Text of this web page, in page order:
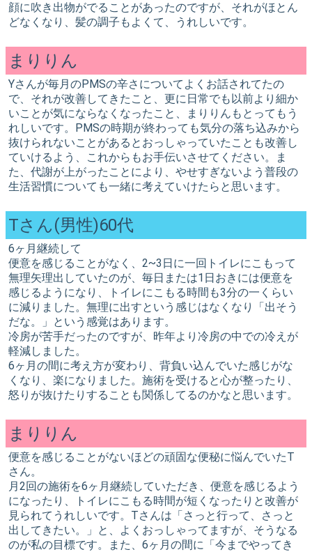
顔に吹き出物がでることがあったのですが、それがほとん
どなくなり、髪の調子もよくて、うれしいです。
まりりん
Yさんが毎月のPMSの辛さについてよくお話されてたの
で、それが改善してきたこと、更に日常でも以前より細か
いことが気にならなくなったこと、まりりんもとってもう
れしいです。PMSの時期が終わっても気分の落ち込みから
抜けられないことがあるとおっしゃっていたことも改善し
ていけるよう、これからもお手伝いさせてください。ま
た、代謝が上がったことにより、やせすぎないよう普段の
生活習慣についても一緒に考えていけたらと思います。
Tさん(男性)60代
6ヶ月継続して
便意を感じることがなく、2~3日に一回トイレにこもって
無理矢理出していたのが、毎日または1日おきには便意を
感じるようになり、トイレにこもる時間も3分の一くらい
に減りました。無理に出すという感じはなくなり「出そう
だな。」という感覚はあります。
冷房が苦手だったのですが、昨年より冷房の中での冷えが
軽減しました。
6ヶ月の間に考え方が変わり、背負い込んでいた感じがな
くなり、楽になりました。施術を受けると心が整ったり、
怒りが抜けたりすることも関係してるのかなと思います。
まりりん
便意を感じることがないほどの頑固な便秘に悩んでいたT
さん。
月2回の施術を6ヶ月継続していただき、便意を感じるよう
になったり、トイレにこもる時間が短くなったりと改善が
見られてうれしいです。Tさんは「さっと行って、さっと
出してきたい。」と、よくおっしゃってますが、そうなる
のが私の目標です。また、6ヶ月の間に「今までやってき